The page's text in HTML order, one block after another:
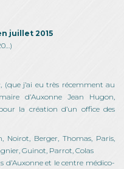
juillet 2015
(que j’ai eu très récemment au
d’Auxonne Jean Hugon,
la création d’un office des
Noirot, Berger, Thomas, Paris,
Guinot, Parrot, Colas
d’Auxonne et le centre médico-